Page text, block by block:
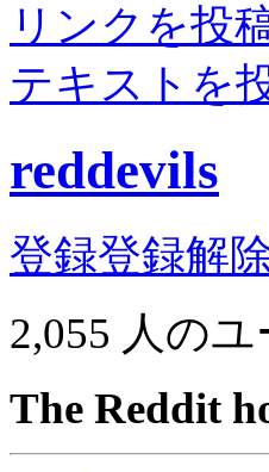
リンクを投
テキストを
reddevils
登録登録解
2,055 人の
The Reddit